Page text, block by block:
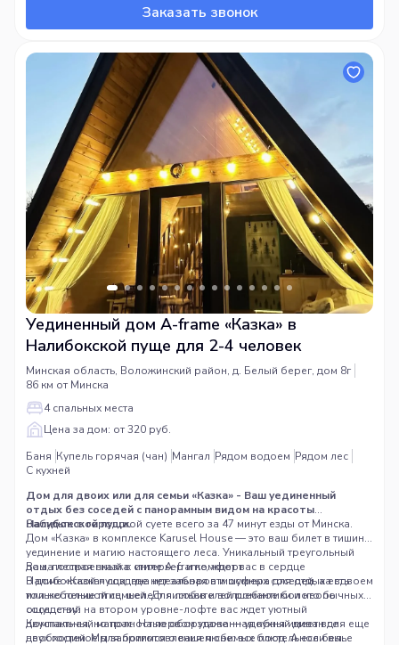
Заказать звонок
Уединенный дом A-frame «Казка» в
Налибокской пуще для 2-4 человек
Минская область, Воложинский район, д. Белый берег, дом 8г
86 км от Минска
4 спальных места
Цена за дом: от 320 руб.
Баня Купель горячая (чан) Мангал Рядом водоем Рядом лес
С кухней
Дом для двоих или для семьи «Казка» - Ваш уединенный
отдых без соседей с панорамным видом на красоты
Налибокской пущи.
Забудьте о городской суете всего за 47 минут езды от Минска.
Дом «Казка» в комплексе Karusel House— это ваш билет в тишину,
уединение и магию настоящего леса. Уникальный треугольный
дом, построенный в стиле A-frame, ждет вас в сердце
Налибокской пущи, где нет заборов и шумных соседей, а есть
только пение птиц, шелест листьев и волшебное болото по
соседству.
Ваша лесная сказка: интерьер и комфорт
В доме «Казка» создана идеальная атмосфера для отдыха вдвоем
или небольшой семьей. Для любителей романтики и необычных
ощущений на втором уровне-лофте вас ждет уютный
двуспальный матрас. На первом этаже — удобный диван для еще
двух гостей. Мы заботимся о вашем сне: все постельное белье
Компактная, но полностью оборудованная кухня имеет все
необходимое для приготовления любимых блюд. А если вы